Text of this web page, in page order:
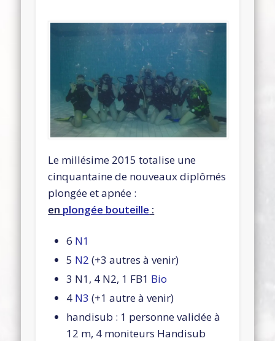
Le millésime 2015 totalise une
cinquantaine de nouveaux diplômés
plongée et apnée :
en plongée bouteille :
6 N1
5 N2(+3 autres à venir)
3 N1, 4 N2, 1 FB1 Bio
4 N3(+1 autre à venir)
handisub : 1 personne validée à
12 m, 4 moniteurs Handisub